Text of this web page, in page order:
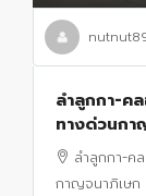
ลำลูกกา-ค
ทางด่วนกา
700ม.โฮม
2.6 กม.
ลำลูกกา-ค
กาญจนาภิเษก